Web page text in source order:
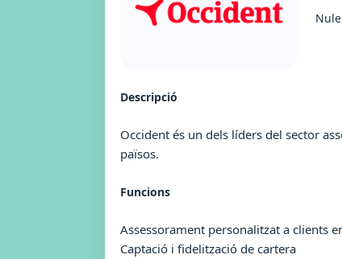
Descripció
Occident és un dels líders del sector
països.
Funcions
Assessorament personalitzat a clients
Captació i fidelització de cartera